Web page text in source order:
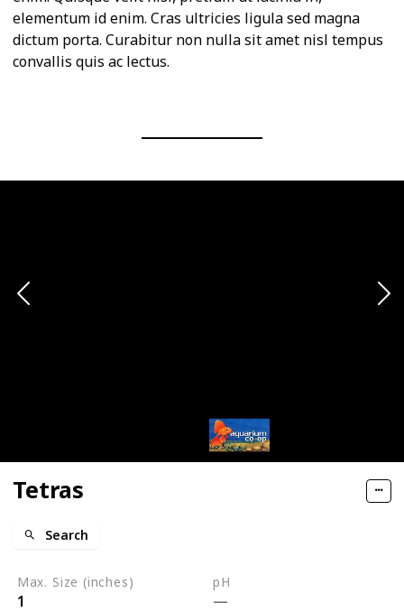
elementum id enim. Cras ultricies ligula sed magna
dictum porta. Curabitur non nulla sit amet nisl tempus
convallis quis ac lectus.
Tetras
Search
Max. Size (inches)
1
pH